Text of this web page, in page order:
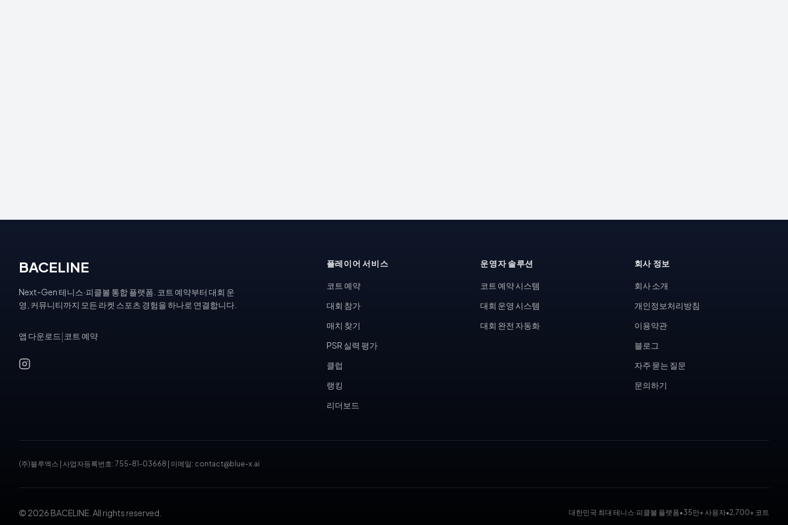
BACELINE
Next-Gen 테니스·피클볼 통합 플랫폼. 코트 예약부터 대회 운
영, 커뮤니티까지 모든 라켓 스포츠 경험을 하나로 연결합니다.
앱 다운로드 코트 예약
플레이어 서비스
코트 예약
대회 참가
매치 찾기
PSR 실력 평가
클럽
랭킹
리더보드
운영자 솔루션
코트 예약 시스템
대회 운영 시스템
대회 완전 자동화
회사 정보
회사 소개
개인정보처리방침
이용약관
블로그
자주 묻는 질문
문의하기
(주)블루엑스 사업자등록번호: 755-81-03668 이메일: contact@blue-x.ai
© 2026 BACELINE. All rights reserved. 대한민국 최대 테니스·피클볼 플랫폼•35만+ 사용자•2,700+ 코트